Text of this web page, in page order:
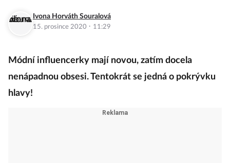
Ivona Horváth Souralová
15. prosince 2020 · 11:29
Módní influencerky mají novou, zatím docela
nenápadnou obsesi. Tentokrát se jedná o pokrývku
hlavy!